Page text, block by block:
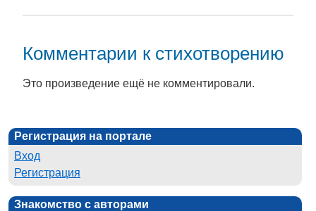
Комментарии к стихотворению
Это произведение ещё не комментировали.
Регистрация на портале
Вход
Регистрация
Знакомство с авторами